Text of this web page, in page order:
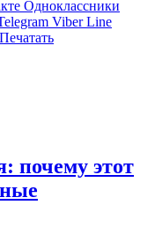
Одноклассники
Viber Line
Печатать
почему этот